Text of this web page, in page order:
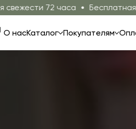
Бесплатная доставка от
О насКаталог Покупателям